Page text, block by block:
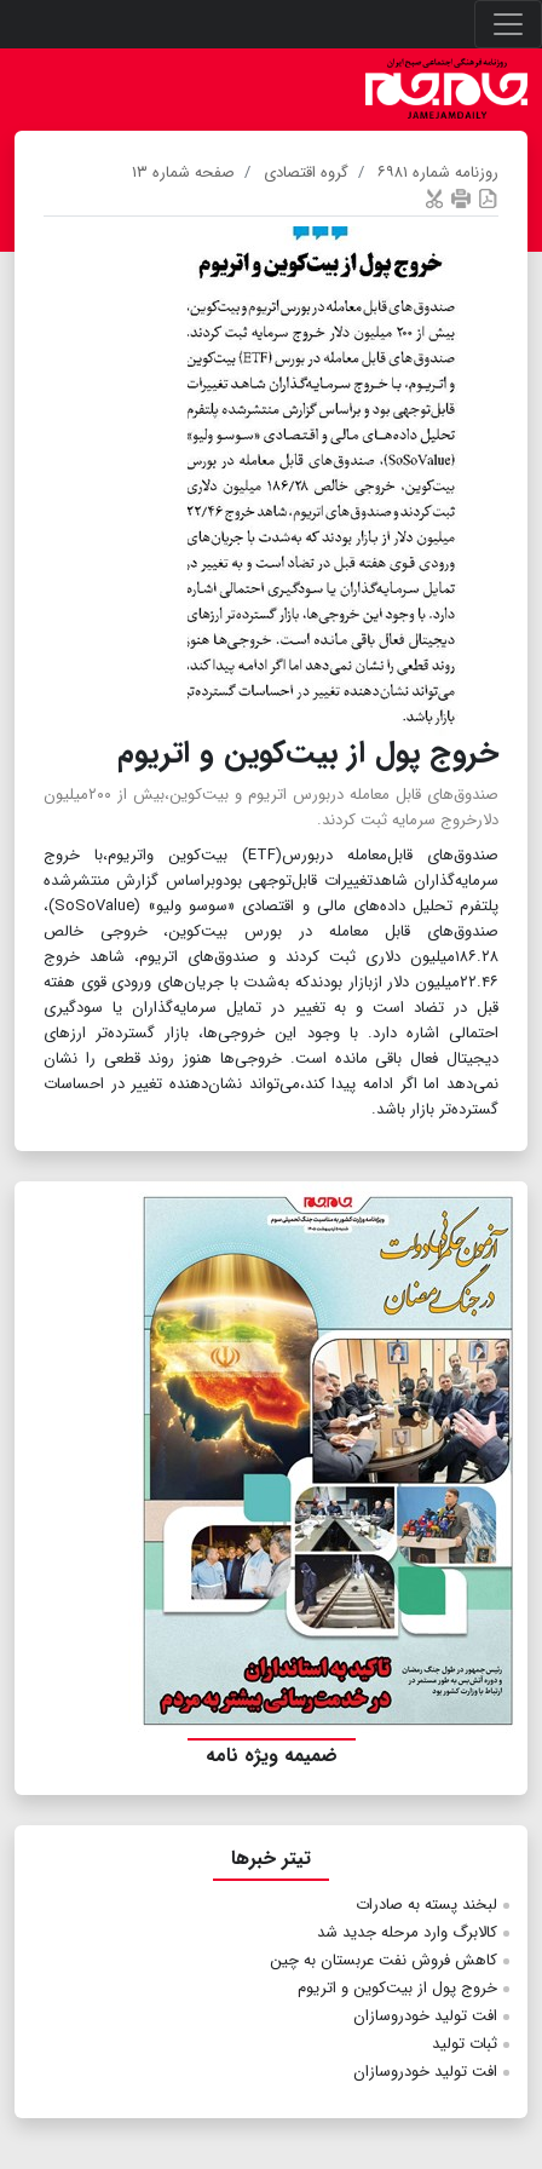
روزنامه شماره ۶۹۸۱ گروه اقتصادی صفحه شماره ۱۳
خروج پول از بیت‌کوین و اتریوم
صندوق‌های قابل معامله دربورس اتریوم و بیت‌کوین،بیش از ۲۰۰میلیون
دلارخروج سرمایه ثبت کردند.
صندوق‌های قابل‌معامله دربورس(ETF) بیت‌کوین واتریوم،با خروج
سرمایه‌گذاران شاهدتغییرات قابل‌توجهی بودوبراساس گزارش منتشرشده
پلتفرم تحلیل داده‌های مالی و اقتصادی «سوسو ولیو» (SoSoValue)،
صندوق‌های قابل معامله در بورس بیت‌کوین، خروجی خالص
۱۸۶.۲۸میلیون دلاری ثبت کردند و صندوق‌های اتریوم، شاهد خروج
۲۲.۴۶میلیون دلار ازبازار بودندکه به‌شدت با جریان‌های ورودی قوی هفته
قبل در تضاد است و به تغییر در تمایل سرمایه‌گذاران یا سودگیری
احتمالی اشاره دارد. با وجود این خروجی‌ها، بازار گسترده‌تر ارزهای
دیجیتال فعال باقی مانده است. خروجی‌ها هنوز روند قطعی را نشان
نمی‌دهد اما اگر ادامه پیدا کند،می‌تواند نشان‌دهنده تغییر در احساسات
گسترده‌تر بازار باشد.
ضمیمه ویژه نامه
تیتر خبرها
لبخند پسته به صادرات
کالابرگ وارد مرحله جدید شد
کاهش فروش نفت عربستان به چین
خروج پول از بیت‌کوین و اتریوم
افت تولید خودروسازان
ثبات تولید
افت تولید خودروسازان